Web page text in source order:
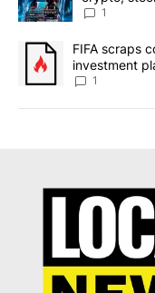
8
1
A trending article
FIFA scraps
investment
1